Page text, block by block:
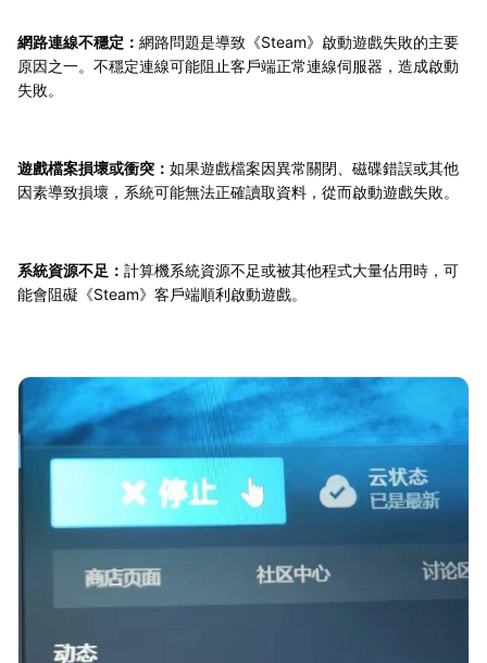
網路連線不穩定： 網路問題是導致《Steam》啟動遊戲失敗的主要
原因之一。不穩定連線可能阻止客戶端正常連線伺服器，造成啟動
失敗。
遊戲檔案損壞或衝突： 如果遊戲檔案因異常關閉、磁碟錯誤或其他
因素導致損壞，系統可能無法正確讀取資料，從而啟動遊戲失敗。
系統資源不足： 計算機系統資源不足或被其他程式大量佔用時，可
能會阻礙《Steam》客戶端順利啟動遊戲。